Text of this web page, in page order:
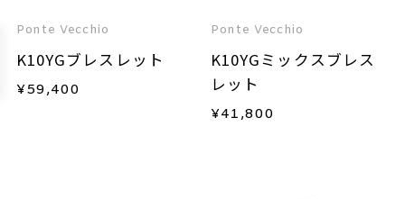
Ponte Vecchio
K10YGブレスレット
¥59,400
Ponte Vecchio
K10YGミックスブレス
レット
¥41,800